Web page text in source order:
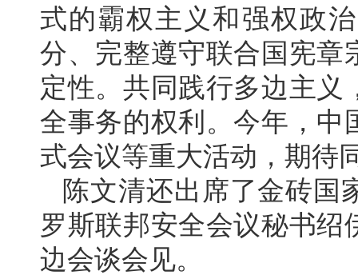
式的霸权主义和强权政
分、完整遵守联合国宪章
定性。共同践行多边主义
全事务的权利。今年，中
式会议等重大活动，期待
陈文清还出席了金砖国
罗斯联邦安全会议秘书绍
边会谈会见。